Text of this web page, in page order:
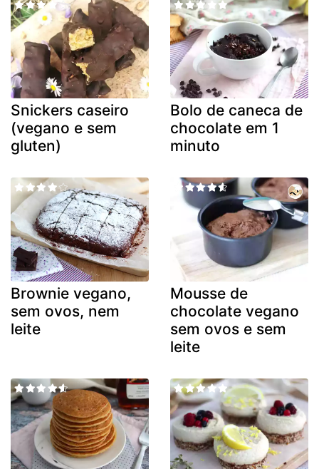
Snickers caseiro
(vegano e sem
gluten)
Bolo de caneca de
chocolate em 1
minuto
Brownie vegano,
sem ovos, nem
leite
Mousse de
chocolate vegano
sem ovos e sem
leite